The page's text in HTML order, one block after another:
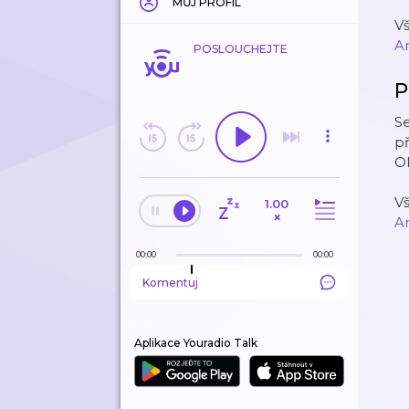
POSLOUCHEJTE
1.00
×
00:00 00:00
Komentuj
Aplikace Youradio Talk